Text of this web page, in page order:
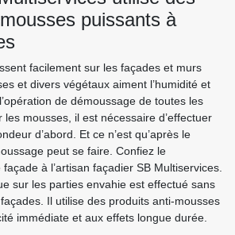
puissants à
facilement sur les façades et murs
et divers végétaux aiment l’humidité et
de démoussage de toutes les
mousses, il est nécessaire d’effectuer
d’abord. Et ce n’est qu’après le
peut se faire. Confiez le
à l’artisan façadier SB Multiservices.
sur les parties envahie est effectué sans
Il utilise des produits anti-mousses
immédiate et aux effets longue durée.